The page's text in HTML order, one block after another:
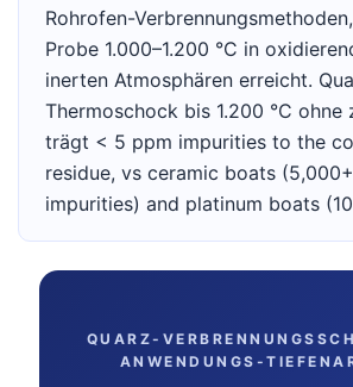
Rohrofen-
Probe 1.000–1.200 °C in
inerten Atmosphären erreicht.
Thermoschock bis 1.200 °C ohne
trägt < 5 ppm impurities to the
residue, vs ceramic boats
impurities) and platinum boats
QUARZ-
ANWENDUNGS-